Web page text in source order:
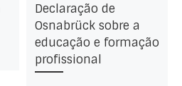
Declaração de
Osnabrück sobre a
educação e formação
profissional